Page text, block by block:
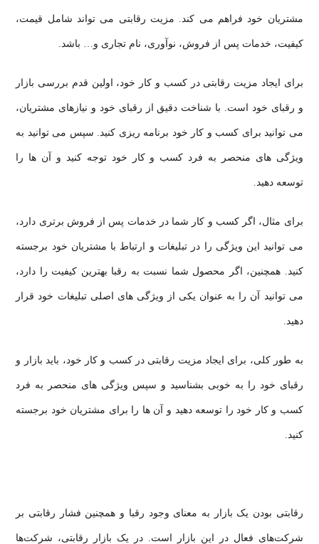
مشتریان خود فراهم می کند. مزیت رقابتی می تواند شامل قیمت،
کیفیت، خدمات پس از فروش، نوآوری، نام تجاری و… باشد.
برای ایجاد مزیت رقابتی در کسب و کار خود، اولین قدم بررسی بازار
و رقبای خود است. با شناخت دقیق از رقبای خود و نیازهای مشتریان،
می توانید برای کسب و کار خود برنامه ریزی کنید. سپس می توانید به
ویژگی های منحصر به فرد کسب و کار خود توجه کنید و آن ها را
توسعه دهید.
برای مثال، اگر کسب و کار شما در خدمات پس از فروش برتری دارد،
می توانید این ویژگی را در تبلیغات و ارتباط با مشتریان خود برجسته
کنید. همچنین، اگر محصول شما نسبت به رقبا بهترین کیفیت را دارد،
می توانید آن را به عنوان یکی از ویژگی های اصلی تبلیغات خود قرار
دهید.
به طور کلی، برای ایجاد مزیت رقابتی در کسب و کار خود، باید بازار و
رقبای خود را به خوبی بشناسید و سپس ویژگی های منحصر به فرد
کسب و کار خود را توسعه دهید و آن ها را برای مشتریان خود برجسته
کنید.
رقابتی بودن یک بازار به معنای وجود رقبا و همچنین فشار رقابتی بر
شرکت‌های فعال در این بازار است. در یک بازار رقابتی، شرکت‌ها